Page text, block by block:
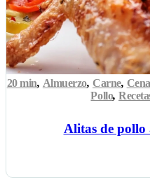
Alitas de
20 min, Almuerzo, Carne, Cena
Pollo,